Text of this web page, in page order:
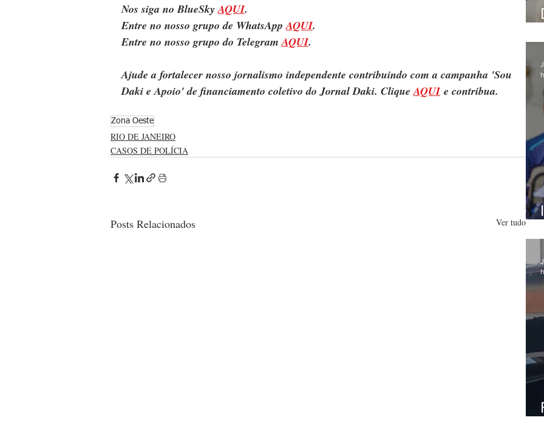
Nos siga no BlueSky AQUI.
Entre no nosso grupo de WhatsApp AQUI.
Entre no nosso grupo do Telegram AQUI.
Ajude a fortalecer nosso jornalismo independente contribuindo com a campanha 'Sou
Daki e Apoio' de financiamento coletivo do Jornal Daki. Clique AQUI e contribua.
Zona Oeste
RIO DE JANEIRO
CASOS DE POLÍCIA
Posts Relacionados Ver tudo